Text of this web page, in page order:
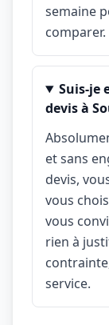
semaine
comparer.
Suis-je
devis à
et sans
devis,
vous
vous
rien à
service.